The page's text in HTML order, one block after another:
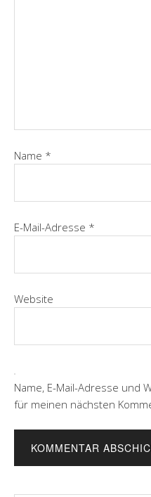
Name *
E-Mail-Adresse *
Website
Name, E-Mail-Adresse und
für meinen nächsten